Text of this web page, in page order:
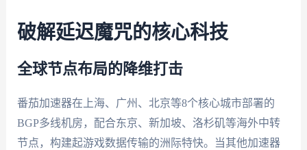
破解延迟魔咒的核心科技
全球节点布局的降维打击
番茄加速器在上海、广州、北京等8个核心城市部署的
BGP多线机房，配合东京、新加坡、洛杉矶等海外中转
节点，构建起游戏数据传输的洲际特快。当其他加速器